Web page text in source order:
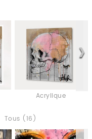
Acrylique
Tous (16)